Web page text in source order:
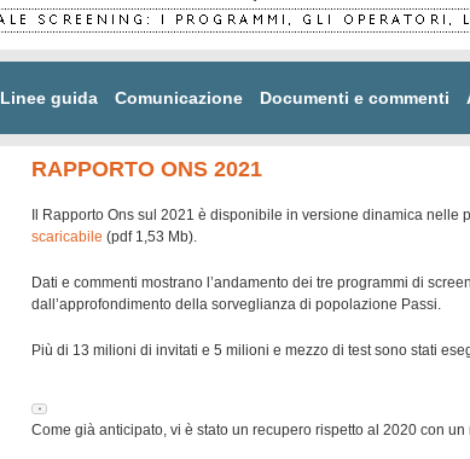
Linee guida Comunicazione Documenti e commenti
RAPPORTO ONS 2021
Il Rapporto Ons sul 2021 è disponibile in versione dinamica nelle
scaricabile (pdf 1,53 Mb).
Dati e commenti mostrano l’andamento dei tre programmi di
dall’approfondimento della sorveglianza di popolazione Passi.
Più di 13 milioni di invitati e 5 milioni e mezzo di test sono stati
cambiamento nelle abitudini ricreative e nella gestione dello
monitoraggio istituzionale si concentra sulla prevenzione fisica,
▼
Come già anticipato, vi è stato un recupero rispetto al 2020 con